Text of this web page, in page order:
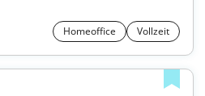
Homeoffice Vollzeit